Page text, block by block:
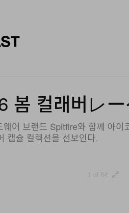
봄 컬래버レー
어 브랜드 Spitfire와 함께 아이
캡슐 컬렉션을 선보인다.